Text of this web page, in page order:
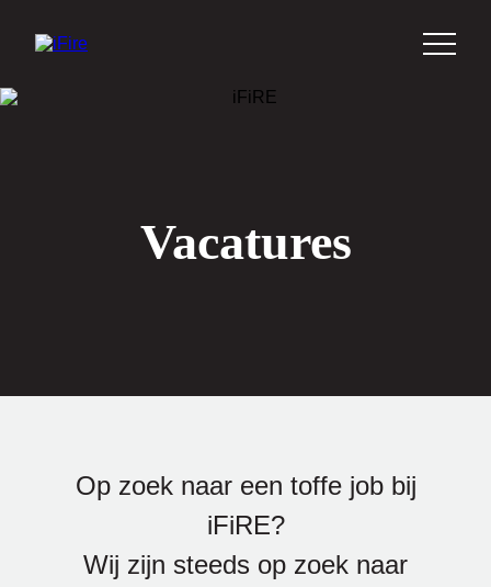
Vacatures
Op zoek naar een toffe job bij
iFiRE?
Wij zijn steeds op zoek naar